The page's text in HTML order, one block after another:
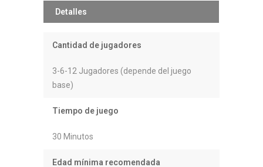
Detalles
Cantidad de jugadores
3-6-12 Jugadores (depende del juego
base)
Tiempo de juego
30 Minutos
Edad mínima recomendada